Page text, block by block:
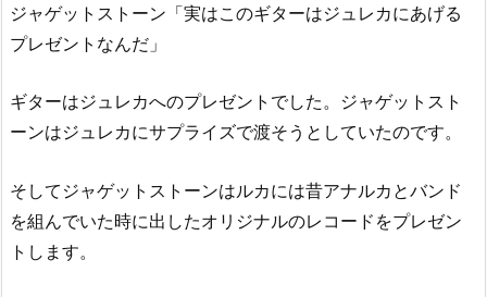
ジャゲットストーン「実はこのギターはジュレカにあげる
プレゼントなんだ」
ギターはジュレカへのプレゼントでした。ジャゲットスト
ーンはジュレカにサプライズで渡そうとしていたのです。
そしてジャゲットストーンはルカには昔アナルカとバンド
を組んでいた時に出したオリジナルのレコードをプレゼン
トします。